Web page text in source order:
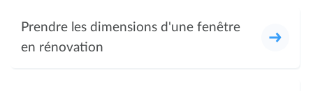
Prendre les dimensions d'une fenêtre
en rénovation